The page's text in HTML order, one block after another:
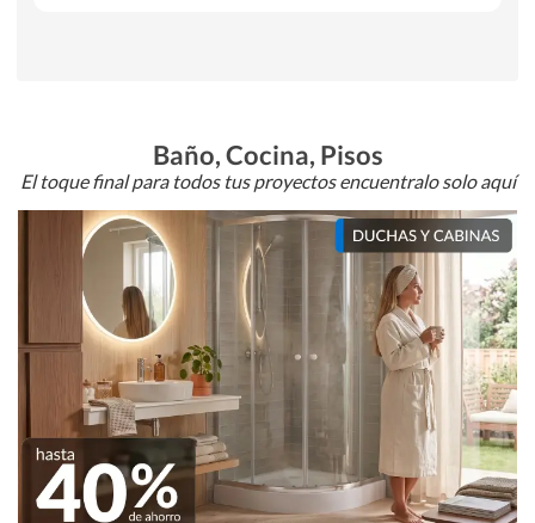
Baño, Cocina, Pisos
El toque final para todos tus proyectos encuentralo solo aquí